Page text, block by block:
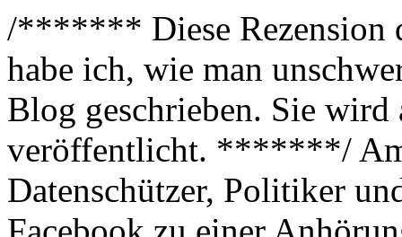
/******* Diese Rezension
habe ich, wie man
Blog geschrieben. Sie wird
veröffentlicht. *******/
Datenschützer, Politiker